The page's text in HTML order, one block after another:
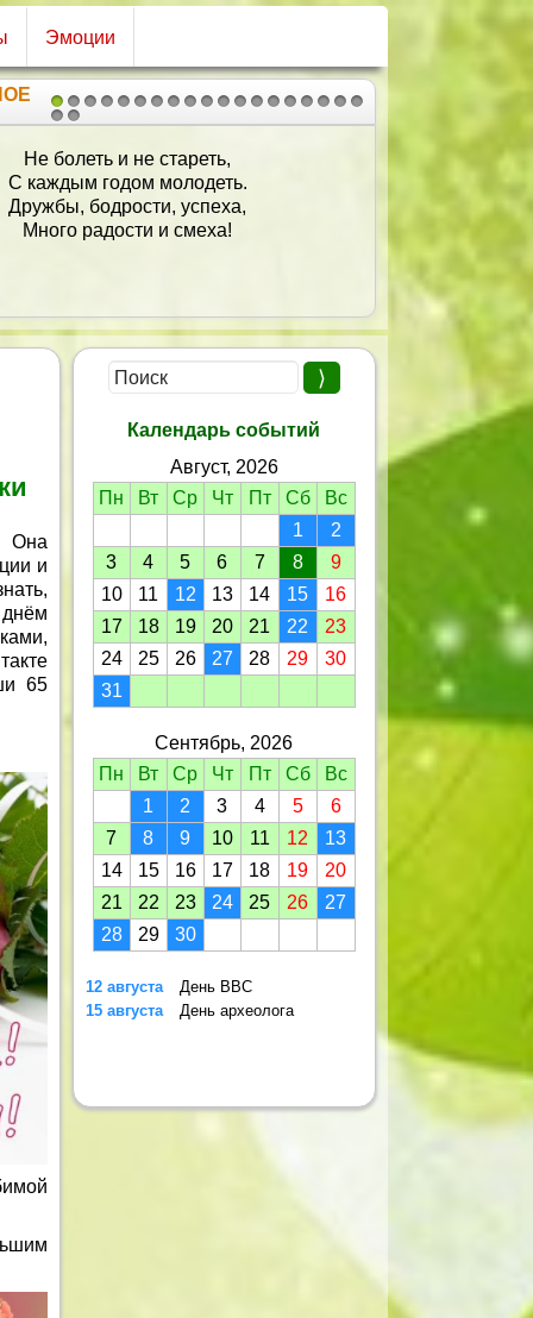
Эмоции
1 2
2021
поздравляя с днём рожденья
Мы выражаем повеленье:
примерно сотню лет
И удивить весь белый свет
Она
и
65
Календарь событий
Август, 2026
Пн
Вт Ср Чт Пт Сб
Вс
1
2
3
4 5 6 7 8
9
10
11 12 13 14 15
16
17
18 19 20 21 22
23
24
25 26 27 28 29
30
31
Сентябрь, 2026
Пн
Вт Ср Чт Пт Сб
Вс
1
2 3 4 5
6
7
8 9 10 11 12
13
14
15 16 17 18 19
20
21
22 23 24 25 26
27
28
29 30
12 августа
День ВВС
15 августа
День археолога